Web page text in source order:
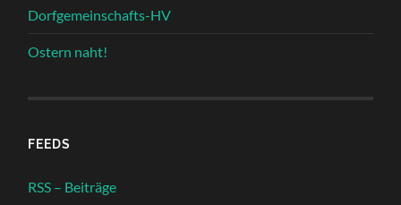
Dorfgemeinschafts-HV
Ostern naht!
FEEDS
RSS – Beiträge